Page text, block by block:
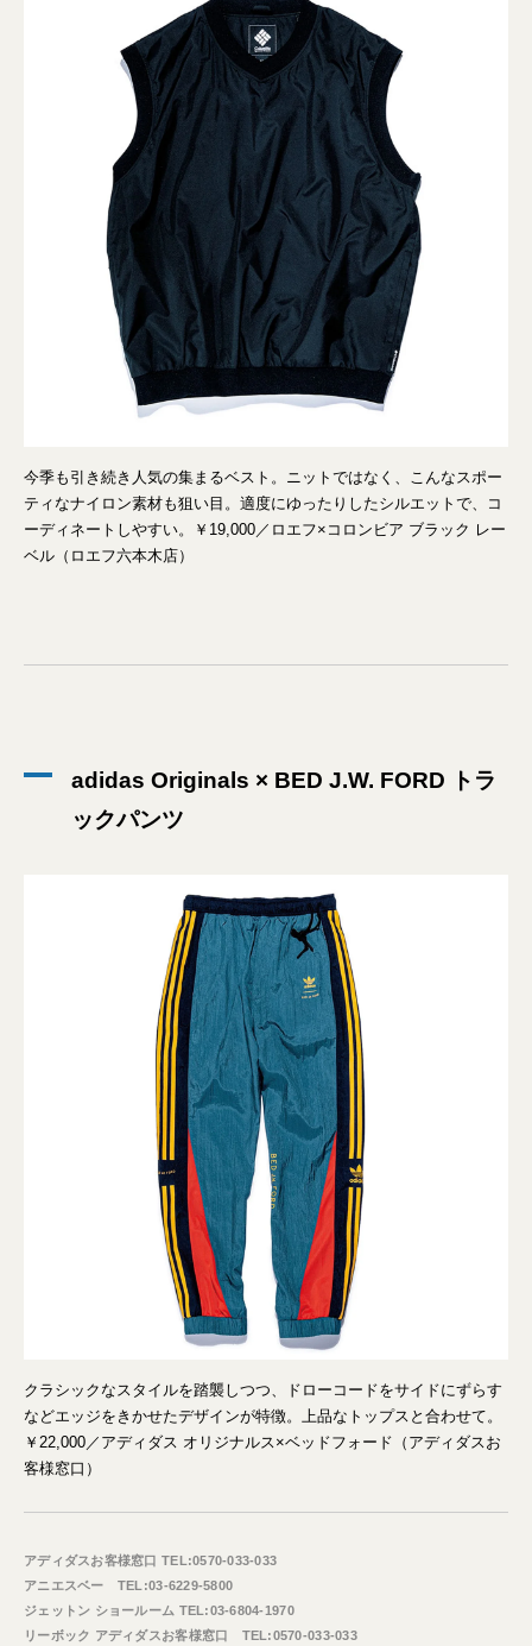
今季も引き続き人気の集まるベスト。ニットではなく、こんなスポー
ティなナイロン素材も狙い目。適度にゆったりしたシルエットで、コ
ーディネートしやすい。￥19,000／ロエフ×コロンビア ブラック レー
ベル（ロエフ六本木店）
adidas Originals × BED J.W. FORD トラ
ックパンツ
クラシックなスタイルを踏襲しつつ、ドローコードをサイドにずらす
などエッジをきかせたデザインが特徴。上品なトップスと合わせて。
￥22,000／アディダス オリジナルス×ベッドフォード（アディダスお
客様窓口）
アディダスお客様窓口 TEL:0570-033-033
アニエスベー TEL:03-6229-5800
ジェットン ショールーム TEL:03-6804-1970
リーボック アディダスお客様窓口 TEL:0570-033-033